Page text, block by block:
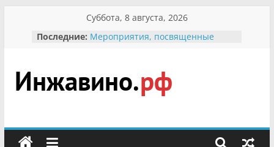
содержимому
Суббота, 8 августа, 2026
Последние: Мероприятия, посвященные
гражданин Инжавинского округа»
участнице Великой
Отечественной, фронтовичке
Безопасность в сети Интернет
Инжавино.рф
сельский
портал